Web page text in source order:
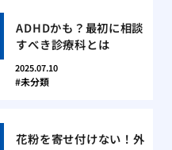
ADHDかも？最初に相談
すべき診療科とは
2025.07.10
未分類
花粉を寄せ付けない！外